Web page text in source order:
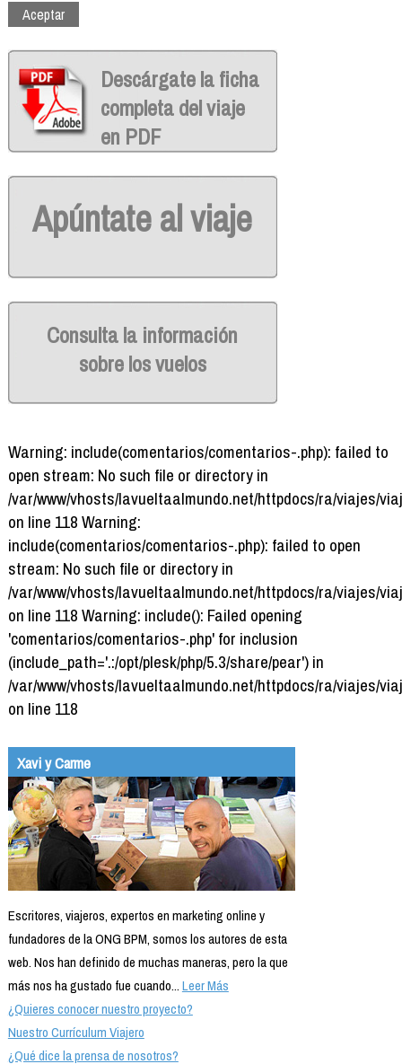
Descárgate la ficha
completa del viaje
en PDF
Apúntate al viaje
Consulta la información
sobre los vuelos
Warning: include(comentarios/comentarios-.php): failed to
open stream: No such file or directory in
/var/www/vhosts/lavueltaalmundo.net/httpdocs/ra/viajes/
on line 118 Warning:
include(comentarios/comentarios-.php): failed to open
stream: No such file or directory in
/var/www/vhosts/lavueltaalmundo.net/httpdocs/ra/viajes/
on line 118 Warning: include(): Failed opening
'comentarios/comentarios-.php' for inclusion
(include_path='.:/opt/plesk/php/5.3/share/pear') in
/var/www/vhosts/lavueltaalmundo.net/httpdocs/ra/viajes/
on line 118
Xavi y Carme
Escritores, viajeros, expertos en marketing online y
fundadores de la ONG BPM, somos los autores de esta
web. Nos han definido de muchas maneras, pero la que
más nos ha gustado fue cuando...Leer Más
¿Quieres conocer nuestro proyecto?
Nuestro Currículum Viajero
¿Qué dice la prensa de nosotros?